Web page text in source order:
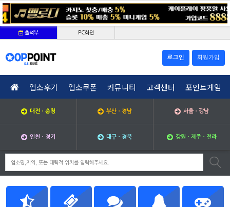
출석부 PC화면
로그인 회원가입
업소후기 업소쿠폰 커뮤니티 고객센터 포인트게임
대전ㆍ충청 부산ㆍ경남 서울ㆍ강남
인천ㆍ경기 대구ㆍ경북 강원ㆍ제주ㆍ전라